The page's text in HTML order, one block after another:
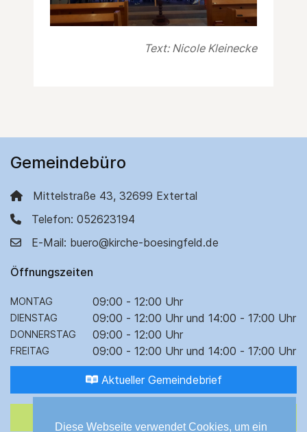
Diese Webseite verwendet Cookies, um ein
Text: Nicole Kleinecke
Gemeindebüro
Mittelstraße 43, 32699 Extertal
Telefon: 052623194
E-Mail: buero@kirche-boesingfeld.de
Öffnungszeiten
MONTAG 09:00 - 12:00 Uhr
DIENSTAG 09:00 - 12:00 Uhr und 14:00 - 17:00 Uhr
DONNERSTAG 09:00 - 12:00 Uhr
FREITAG 09:00 - 12:00 Uhr und 14:00 - 17:00 Uhr
Aktueller Gemeindebrief